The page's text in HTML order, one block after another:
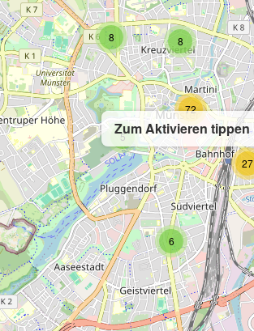
Zum Aktivieren tippen
8
6
8
27
5
72